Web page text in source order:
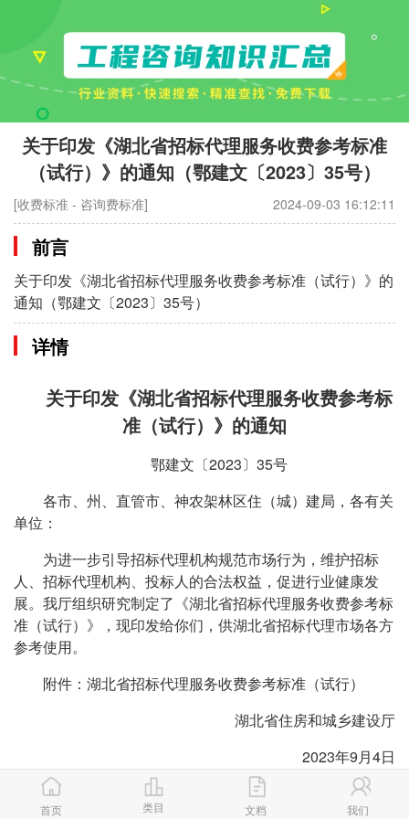
关于印发《湖北省招标代理服务收费参考标准
（试行）》的通知（鄂建文〔2023〕35号）
[收费标准 - 咨询费标准] 2024-09-03 16:12:11
前言
关于印发《湖北省招标代理服务收费参考标准（试行）》的
通知（鄂建文〔2023〕35号）
详情
关于印发《湖北省招标代理服务收费参考标
准（试行）》的通知
鄂建文〔2023〕35号
各市、州、直管市、神农架林区住（城）建局，各有关
单位：
为进一步引导招标代理机构规范市场行为，维护招标
人、招标代理机构、投标人的合法权益，促进行业健康发
展。我厅组织研究制定了《湖北省招标代理服务收费参考标
准（试行）》，现印发给你们，供湖北省招标代理市场各方
参考使用。
附件：湖北省招标代理服务收费参考标准（试行）
湖北省住房和城乡建设厅
2023年9月4日
首页 类目 文档 我们